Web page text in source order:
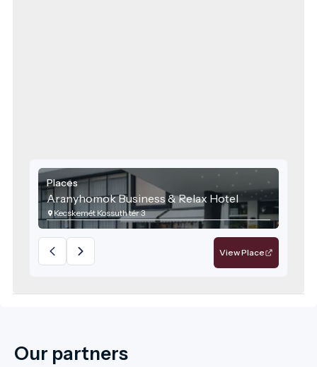
Places
Aranyhomok Business & Relax Hotel
Kecskemét Kossuth tér 3
View Place
Our partners